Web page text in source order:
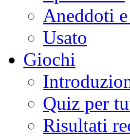
Aneddoti
Usato
Giochi
Quiz per
Risultati